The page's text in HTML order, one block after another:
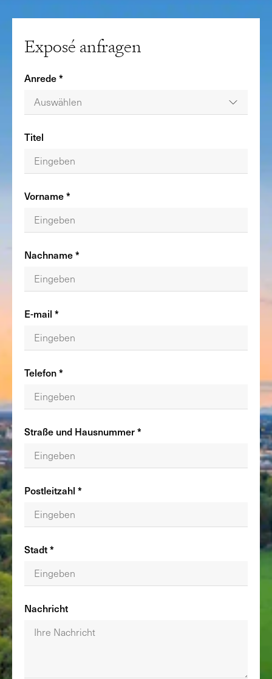
Exposé anfragen
Anrede *
Auswählen
Titel
Vorname *
Nachname *
E-mail *
Telefon *
Straße und Hausnummer *
Postleitzahl *
Stadt *
Nachricht